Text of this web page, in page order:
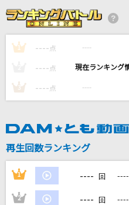
mind forest
GACKT(Gackt)
もっ
DAMの新曲
DAMに会員登
1 ---- 点 ----
---- 点 ----
3 ---- 点 ----
再生回数ランキング
1 ---- 回 ----
2 ---- 回 ----